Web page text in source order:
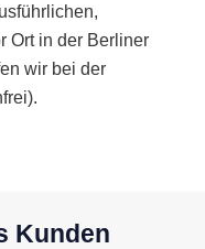
Ort in der Berliner
wir bei der
Kunden